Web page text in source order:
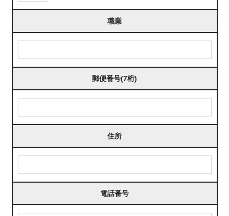
職業
郵便番号(7桁)
住所
電話番号